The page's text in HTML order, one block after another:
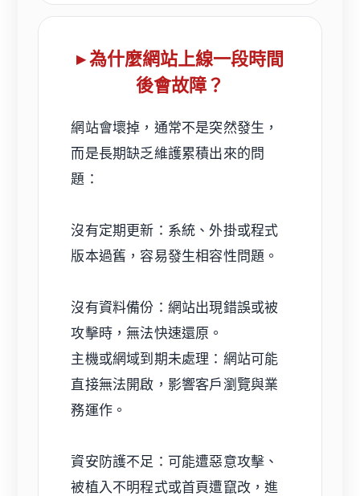
▸ 為什麼網站上線一段時間
後會故障？
網站會壞掉，通常不是突然發生，
而是長期缺乏維護累積出來的問
題：
沒有定期更新：系統、外掛或程式
版本過舊，容易發生相容性問題。
沒有資料備份：網站出現錯誤或被
攻擊時，無法快速還原。
主機或網域到期未處理：網站可能
直接無法開啟，影響客戶瀏覽與業
務運作。
資安防護不足：可能遭惡意攻擊、
被植入不明程式或首頁遭竄改，進